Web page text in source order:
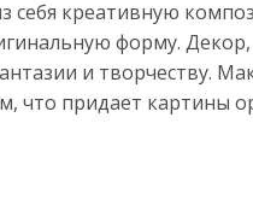
себя креативную
форму.
и творчеству.
придает картины